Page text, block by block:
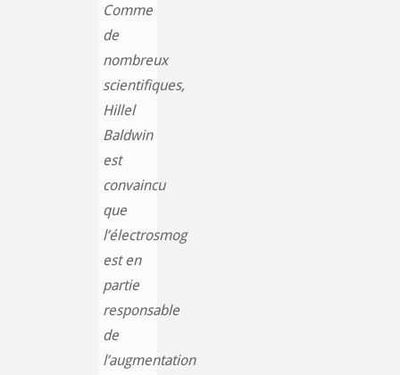
Comme
de
nombreux
scientifiques,
Hillel
Baldwin
est
convaincu
que
l’électrosmog
est en
partie
responsable
de
l’augmentation